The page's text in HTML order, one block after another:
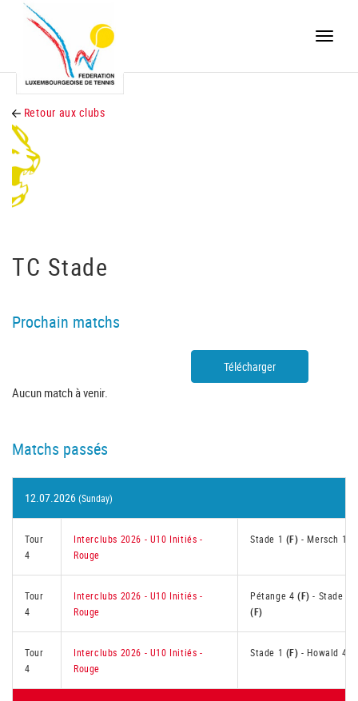
Toggle
Retour aux clubs
TC Stade
Prochain matchs
Télécharger
Aucun match à venir.
Matchs passés
12.07.2026(Sunday)
Tour
4
Interclubs 2026 - U10 Initiés -
Rouge
Stade 1 (F) - Mersch 1
Tour
4
Interclubs 2026 - U10 Initiés -
Rouge
Pétange 4 (F) - Stade 1
(F)
Tour
4
Interclubs 2026 - U10 Initiés -
Rouge
Stade 1 (F) - Howald 4